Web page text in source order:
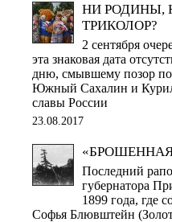
НИ РОДИНЫ,
ТРИКОЛОР?
2 сентября
эта знаковая дата
дню, смывшему позор
Южный Сахалин и
славы России
23.08.2017
Последний
губернатора
1899 года, где
Софья Блювштейн